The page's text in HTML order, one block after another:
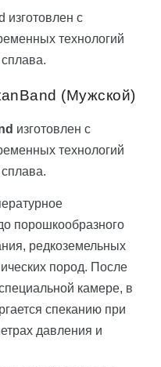
изготовлен с
технологий
сплава.
(Мужской)
изготовлен с
технологий
сплава.
порошкообразного
редкоземельных
пород. После
камере, в
спеканию при
давления и